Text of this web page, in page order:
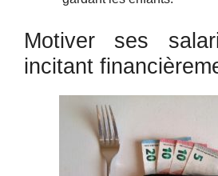
Motiver ses
incitant